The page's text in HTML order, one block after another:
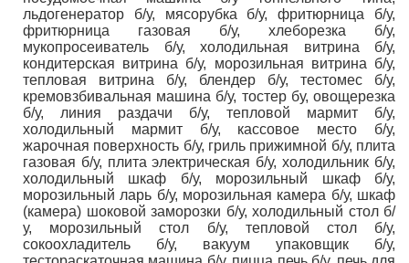
льдогенератор б/у, мясорубка б/у, фритюрница б/у,
фритюрница газовая б/у, хлеборезка б/у,
мукопросеиватель б/у, холодильная витрина б/у,
кондитерская витрина б/у, морозильная витрина б/у,
тепловая витрина б/у, блендер б/у, тестомес б/у,
кремовзбивальная машина б/у, тостер бу, овощерезка
б/у, линия раздачи б/у, тепловой мармит б/у,
холодильный мармит б/у, кассовое место б/у,
жарочная поверхность б/у, гриль прижимной б/у, плита
газовая б/у, плита электрическая б/у, холодильник б/у,
холодильный шкаф б/у, морозильный шкаф б/у,
морозильный ларь б/у, морозильная камера б/у, шкаф
(камера) шоковой заморозки б/у, холодильный стол б/
у, морозильный стол б/у, тепловой стол б/у,
сокоохладитель б/у, вакуум упаковщик б/у,